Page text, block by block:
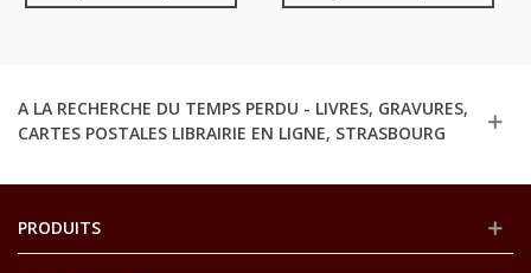
A LA RECHERCHE DU TEMPS PERDU - LIVRES, GRAVURES,
CARTES POSTALES LIBRAIRIE EN LIGNE, STRASBOURG
PRODUITS